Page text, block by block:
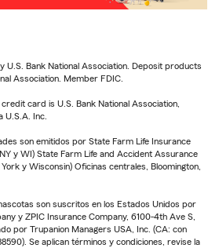
U.S. Bank National Association. Deposit products
Association. Member FDIC.
card is U.S. Bank National Association,
U.S.A. Inc.
son emitidos por State Farm Life Insurance
y WI) State Farm Life and Accident Assurance
y Wisconsin) Oficinas centrales, Bloomington,
son suscritos en los Estados Unidos por
y ZPIC Insurance Company, 6100-4th Ave S,
por Trupanion Managers USA, Inc. (CA: con
Se aplican términos y condiciones, revise la